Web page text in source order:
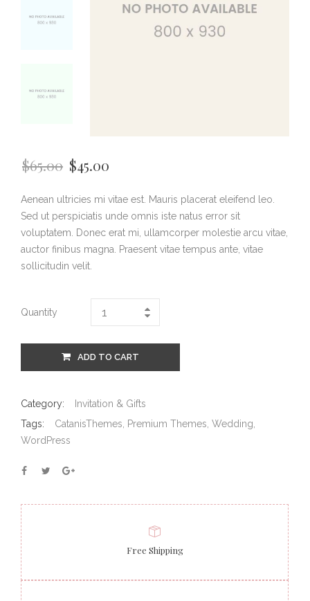
$65.00 $45.00
Aenean ultricies mi vitae est. Mauris placerat eleifend leo.
Sed ut perspiciatis unde omnis iste natus error sit
voluptatem. Donec erat mi, ullamcorper molestie arcu vitae,
auctor finibus magna. Praesent vitae tempus ante, vitae
sollicitudin velit.
Quantity
ADD TO CART
Category:
Invitation & Gifts
Tags:
CatanisThemes Premium Themes Wedding
WordPress
Free Shipping